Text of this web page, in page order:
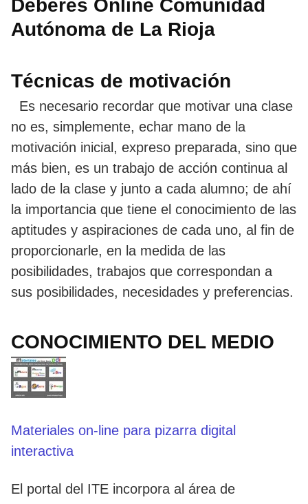
Deberes Online Comunidad
Autónoma de La Rioja
Técnicas de motivación
Es necesario recordar que motivar una clase
no es, simplemente, echar mano de la
motivación inicial, expreso preparada, sino que
más bien, es un trabajo de acción continua al
lado de la clase y junto a cada alumno; de ahí
la importancia que tiene el conocimiento de las
aptitudes y aspiraciones de cada uno, al fin de
proporcionarle, en la medida de las
posibilidades, trabajos que correspondan a
sus posibilidades, necesidades y preferencias.
CONOCIMIENTO DEL MEDIO
Materiales on-line para pizarra digital
interactiva
El portal del ITE incorpora al área de